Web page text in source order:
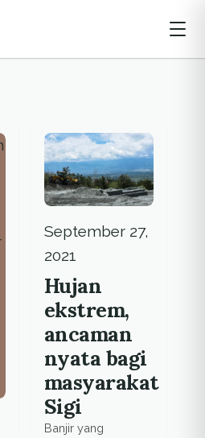
September 27,
2021
Hujan
ekstrem,
ancaman
nyata bagi
masyarakat
Sigi
Banjir yang